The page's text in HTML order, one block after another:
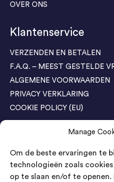
Manage
Om de beste ervaringen te
technologieën zoals
op te slaan en/of te
OVER ONS
Klantenservice
VERZENDEN EN BETALEN
F.A.Q. – MEEST GESTELDE
ALGEMENE VOORWAARDEN
PRIVACY VERKLARING
COOKIE POLICY (EU)
Agenda Trade Shows
04-05 November / SVG
Bestel GRATIS kaarten